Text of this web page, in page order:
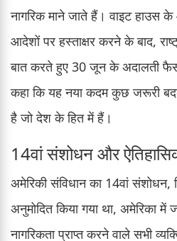
नागरिक माने जाते हैं। वाइट
आदेशों पर हस्ताक्षर करने के बाद,
बात करते हुए 30 जून के अदालती
कहा कि यह नया कदम कुछ जरूरी
है जो देश के हित में हैं।
14वां संशोधन और
अमेरिकी संविधान का 14वां
अनुमोदित किया गया था, अमेरिका में
नागरिकता प्राप्त करने वाले सभी